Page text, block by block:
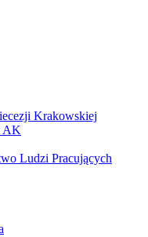
Krakowskiej
AK
Ludzi Pracujących